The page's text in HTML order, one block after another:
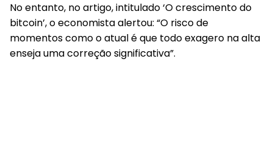
No entanto, no artigo, intitulado ‘O crescimento do
bitcoin’, o economista alertou: “O risco de
momentos como o atual é que todo exagero na alta
enseja uma correção significativa”.